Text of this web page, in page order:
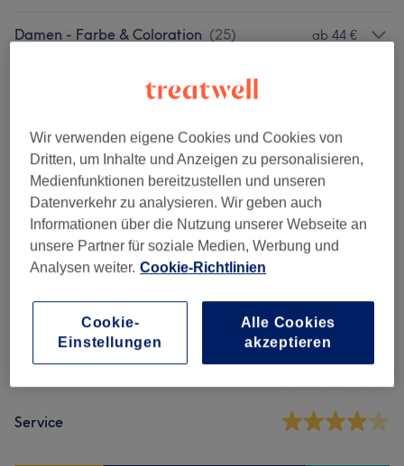
Damen - Farbe & Coloration (25) ab 44 €
Herren - Haarschnitte & Stylings 2)
Salonbewertungen
4,2
Ambiente
Service
Wir verwenden eigene Cookies und Cookies von
Dritten, um Inhalte und Anzeigen zu personalisieren,
Medienfunktionen bereitzustellen und unseren
Datenverkehr zu analysieren. Wir geben auch
Informationen über die Nutzung unserer Webseite an
unsere Partner für soziale Medien, Werbung und
Analysen weiter. Cookie-Richtlinien
Cookie-
Einstellungen
Alle Cookies
akzeptieren